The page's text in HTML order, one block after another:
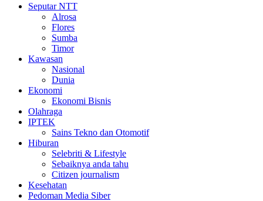
Seputar NTT
Alrosa
Flores
Sumba
Timor
Kawasan
Nasional
Dunia
Ekonomi
Ekonomi Bisnis
Olahraga
IPTEK
Sains Tekno dan Otomotif
Hiburan
Selebriti & Lifestyle
Sebaiknya anda tahu
Citizen journalism
Kesehatan
Pedoman Media Siber